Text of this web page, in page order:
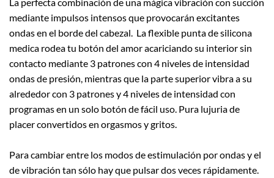
mediante impulsos intensos que provocarán excitantes
ondas en el borde del cabezal. La flexible punta de silicona
medica rodea tu botón del amor acariciando su interior sin
contacto mediante 3 patrones con 4 niveles de intensidad
ondas de presión, mientras que la parte superior vibra a su
alrededor con 3 patrones y 4 niveles de intensidad con
programas en un solo botón de fácil uso. Pura lujuria de
placer convertidos en orgasmos y gritos.
Para cambiar entre los modos de estimulación por ondas y el
de vibración tan sólo hay que pulsar dos veces rápidamente.